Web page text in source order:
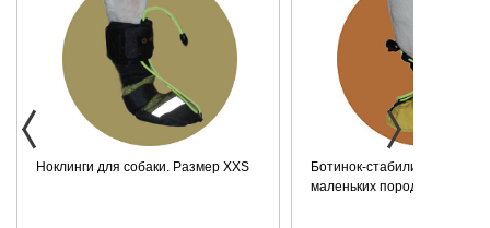
регулируется
от 26 см-41
см, ширина
Как измерить
собаку
Ноклинги для собаки. Размер XXS
Ботинок-стабилизатор для
маленьких пород для